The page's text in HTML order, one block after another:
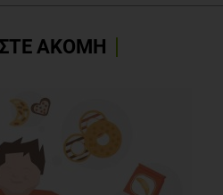
ΑΚΟΜΗ